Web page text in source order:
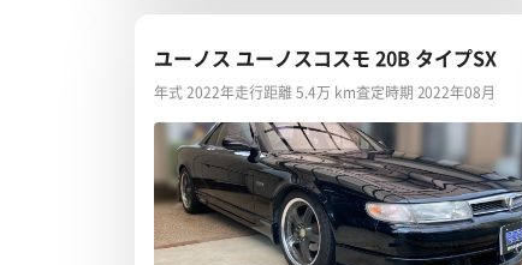
ユーノス ユーノスコスモ 20B タイプSX
年式 2022年走行距離 5.4万 km査定時期 2022年08月